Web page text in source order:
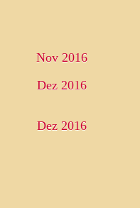
Nov 2016
Dez 2016
Dez 2016
vergr